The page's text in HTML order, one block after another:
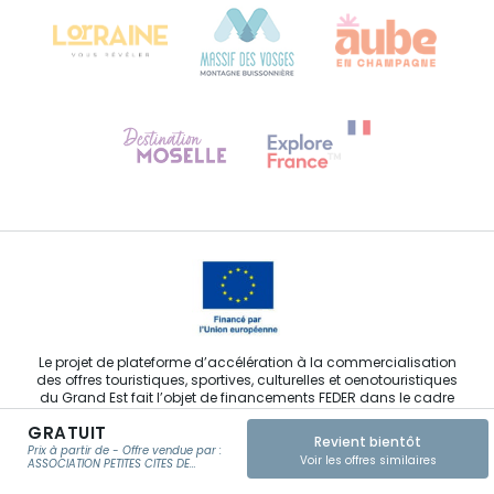
GRATUIT
Prix à partir de - Offre vendue par :
ASSOCIATION PETITES CITES DE
Revient bientôt
Voir les offres similaires
Contactez-nous
Le projet de plateforme d’accélération à la commercialisation
des offres touristiques, sportives, culturelles et oenotouristiques
du Grand Est fait l’objet de financements FEDER dans le cadre
de son développement.